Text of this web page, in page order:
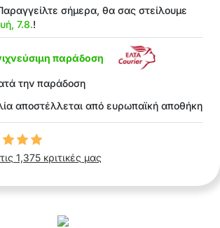
σήμερα, θα σας στείλουμε
7.8.!
παράδοση
την παράδοση
αποστέλλεται από ευρωπαϊκή αποθήκη
1,375 κριτικές μας